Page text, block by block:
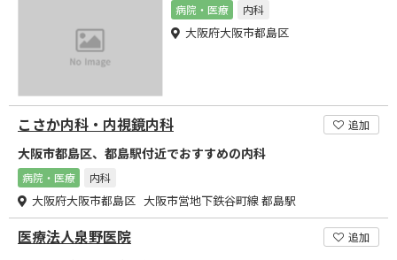
病院・医療
内科
大阪府大阪市都島区
こさか内科・内視鏡内科 追加
大阪市都島区、都島駅付近でおすすめの内科
病院・医療 内科
大阪府大阪市都島区 大阪市営地下鉄谷町線 都島駅
医療法人泉野医院 追加